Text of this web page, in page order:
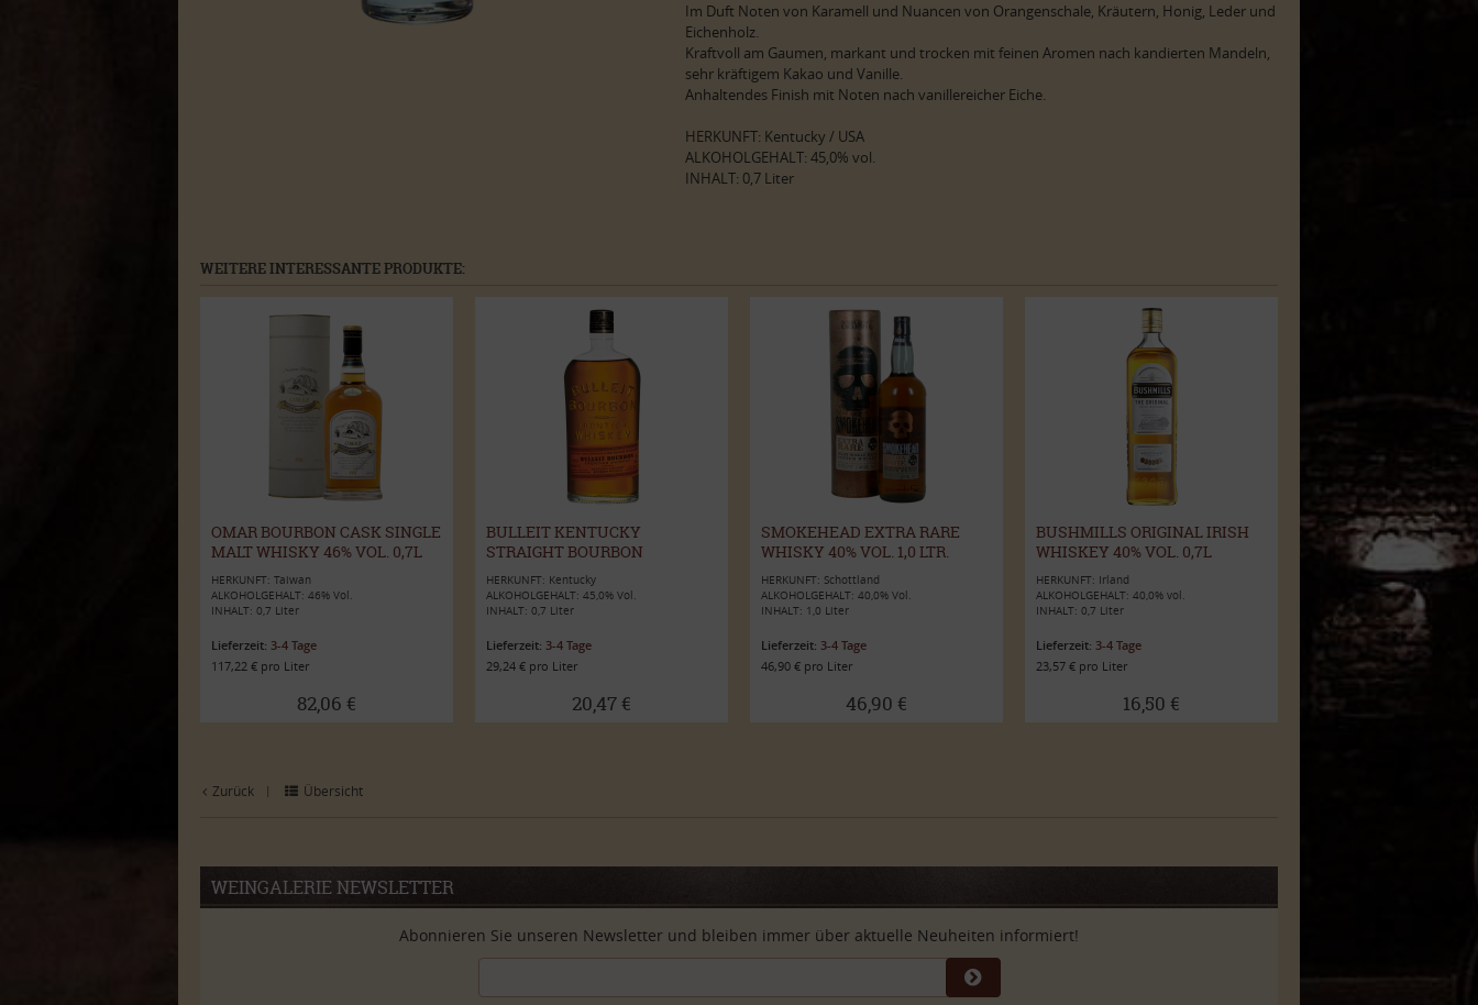
Im Duft Noten von Karamell und Nuancen von Orangenschale, Kräutern, Honig, Leder und
Eichenholz.
Kraftvoll am Gaumen, markant und trocken mit feinen Aromen nach kandierten Mandeln,
sehr kräftigem Kakao und Vanille.
Anhaltendes Finish mit Noten nach vanillereicher Eiche.
HERKUNFT: Kentucky / USA
ALKOHOLGEHALT: 45,0% vol.
INHALT: 0,7 Liter
WEITERE INTERESSANTE PRODUKTE:
OMAR BOURBON CASK SINGLE
MALT WHISKY 46% VOL. 0,7L
HERKUNFT: Taiwan
ALKOHOLGEHALT: 46% Vol.
INHALT: 0,7 Liter
Lieferzeit: 3-4 Tage
117,22 € pro Liter
82,06 €
BULLEIT KENTUCKY
STRAIGHT BOURBON
WHISKEY 45% VOL. 0,7L
HERKUNFT: Kentucky
ALKOHOLGEHALT: 45,0% Vol.
INHALT: 0,7 Liter
Lieferzeit: 3-4 Tage
29,24 € pro Liter
20,47 €
SMOKEHEAD EXTRA RARE
WHISKY 40% VOL. 1,0 LTR.
HERKUNFT: Schottland
ALKOHOLGEHALT: 40,0% Vol.
INHALT: 1,0 Liter
Lieferzeit: 3-4 Tage
46,90 € pro Liter
46,90 €
BUSHMILLS ORIGINAL IRISH
WHISKEY 40% VOL. 0,7L
HERKUNFT: Irland
ALKOHOLGEHALT: 40,0% vol.
INHALT: 0,7 Liter
Lieferzeit: 3-4 Tage
23,57 € pro Liter
16,50 €
Zurück | Übersicht
WEINGALERIE NEWSLETTER
Abonnieren Sie unseren Newsletter und bleiben immer über aktuelle Neuheiten informiert!